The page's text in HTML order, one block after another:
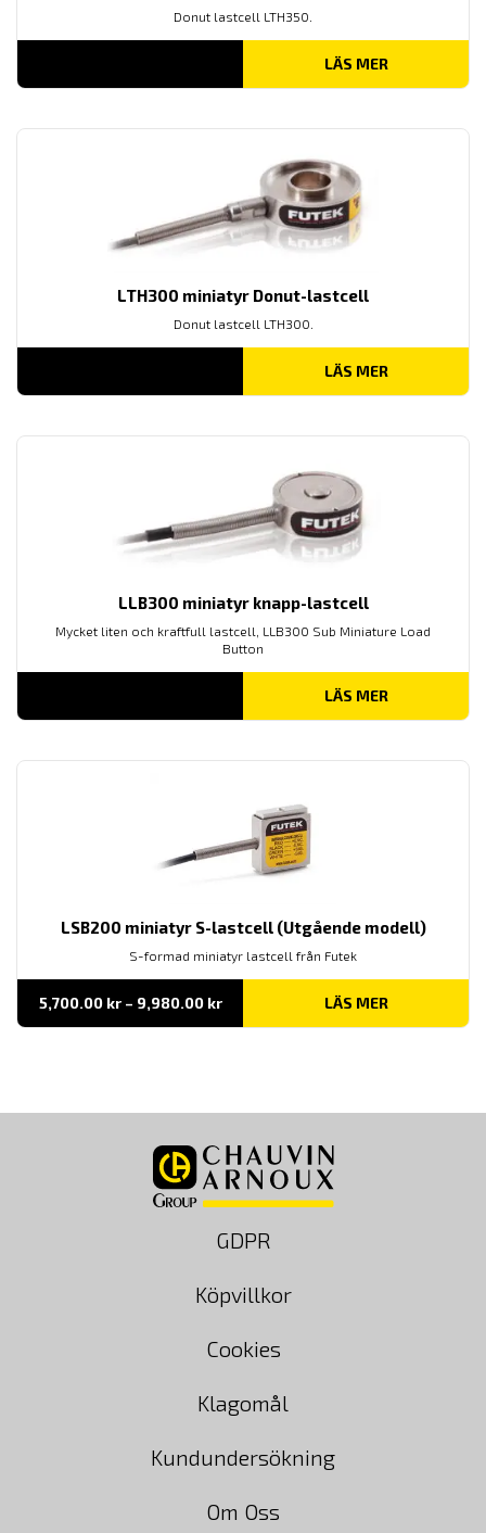
Donut lastcell LTH350.
LÄS MER
LTH300 miniatyr Donut-lastcell
Donut lastcell LTH300.
LÄS MER
LLB300 miniatyr knapp-lastcell
Mycket liten och kraftfull lastcell, LLB300 Sub Miniature Load
Button
LÄS MER
LSB200 miniatyr S-lastcell (Utgående modell)
S-formad miniatyr lastcell från Futek
5,700.00 kr – 9,980.00 krPrisintervall:
till
LÄS MER
GDPR
Köpvillkor
Cookies
Klagomål
Kundundersökning
Om Oss